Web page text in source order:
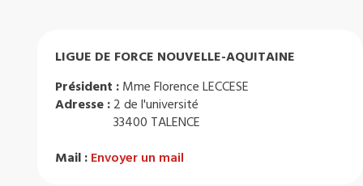
LIGUE DE FORCE NOUVELLE-AQUITAINE
Président : Mme Florence LECCESE
Adresse : 2 de l'université
33400 TALENCE
Mail : Envoyer un mail